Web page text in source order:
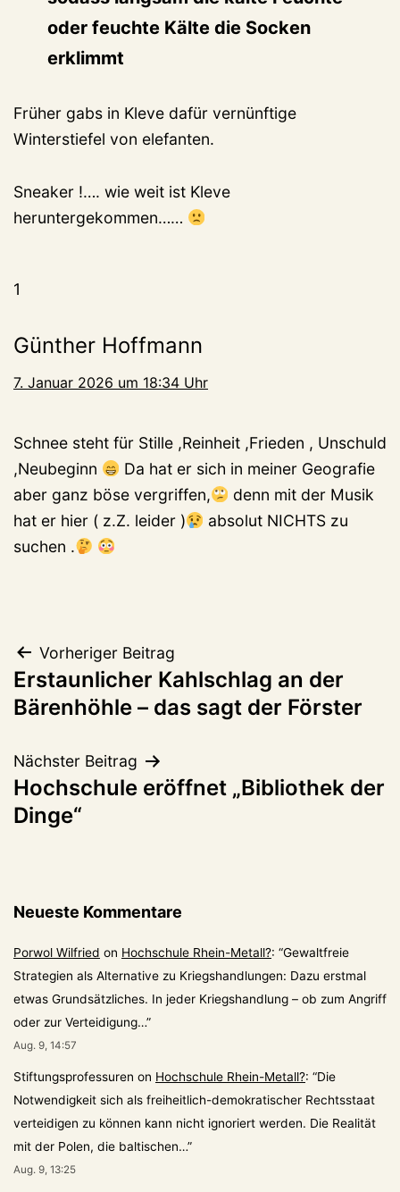
oder feuchte Kälte die Socken
erklimmt
Früher gabs in Kleve dafür vernünftige
Winterstiefel von elefanten.
Sneaker !…. wie weit ist Kleve
heruntergekommen……
1
Günther Hoffmann
7. Januar 2026 um 18:34 Uhr
Schnee steht für Stille ,Reinheit ,Frieden , Unschuld
,Neubeginn
Da hat er sich in meiner Geografie
aber ganz böse vergriffen,
denn mit der Musik
hat er hier ( z.Z. leider )
absolut NICHTS zu
suchen .
Beitragsnavigation
Vorheriger Beitrag
Erstaunlicher Kahlschlag an der
Bärenhöhle – das sagt der Förster
Nächster Beitrag
Hochschule eröffnet „Bibliothek der
Dinge“
Neueste Kommentare
Porwol Wilfried on Hochschule Rhein-Metall?: “Gewaltfreie
Strategien als Alternative zu Kriegshandlungen: Dazu erstmal
etwas Grundsätzliches. In jeder Kriegshandlung – ob zum Angriff
oder zur Verteidigung…”
Aug. 9, 14:57
Stiftungsprofessuren on Hochschule Rhein-Metall?: “Die
Notwendigkeit sich als freiheitlich-demokratischer Rechtsstaat
verteidigen zu können kann nicht ignoriert werden. Die Realität
mit der Polen, die baltischen…”
Aug. 9, 13:25